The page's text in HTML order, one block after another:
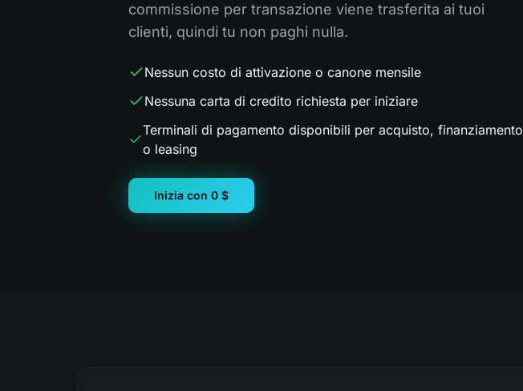
commissione per transazione viene trasferita ai tuoi
clienti, quindi tu non paghi nulla.
Nessun costo di attivazione o canone mensile
Nessuna carta di credito richiesta per iniziare
Terminali di pagamento disponibili per acquisto, finanziamento
o leasing
Inizia con 0 $